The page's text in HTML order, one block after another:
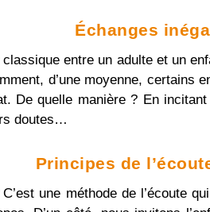
Échanges
entre un adulte et un
d’une moyenne, certains
De quelle manière ? En
doutes…
Principes de
une méthode de l’écoute